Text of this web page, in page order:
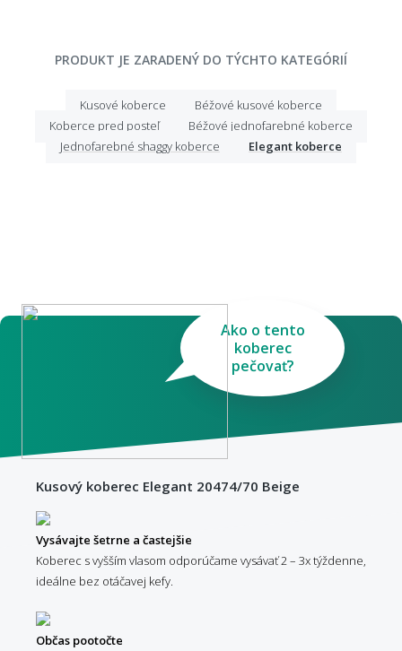
PRODUKT JE ZARADENÝ DO TÝCHTO KATEGÓRIÍ
Kusové koberce
Béžové kusové koberce
Koberce pred posteľ
Béžové jednofarebné koberce
Jednofarebné shaggy koberce
Elegant koberce
Ako o tento
koberec
pečovať?
Kusový koberec Elegant 20474/70 Beige
Vysávajte šetrne a častejšie
Koberec s vyšším vlasom odporúčame vysávať 2 – 3x týždenne,
ideálne bez otáčavej kefy.
Občas pootočte